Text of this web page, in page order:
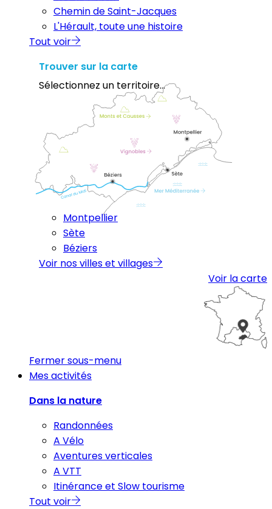
Chemin de Saint-Jacques
L'Hérault, toute une histoire
Tout voir
Trouver sur la carte
Sélectionnez un territoire...
Montpellier
Sète
Béziers
Voir nos villes et villages
Voir la carte
Fermer sous-menu
Mes activités
Dans la nature
Randonnées
A Vélo
Aventures verticales
A VTT
Itinérance et Slow tourisme
Tout voir